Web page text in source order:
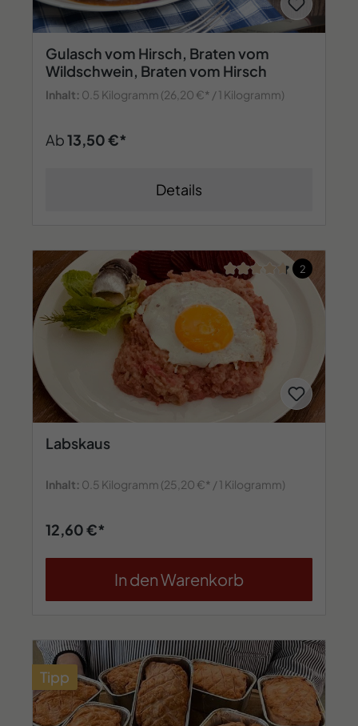
Gulasch vom Hirsch, Braten vom
Wildschwein, Braten vom Hirsch
Inhalt: 0.5 Kilogramm (26,20 €* / 1 Kilogramm)
Ab13,50 €*
Details
Durchschnittliche
2
Labskaus
Inhalt: 0.5 Kilogramm (25,20 €* / 1 Kilogramm)
12,60 €*
In den Warenkorb
Tipp